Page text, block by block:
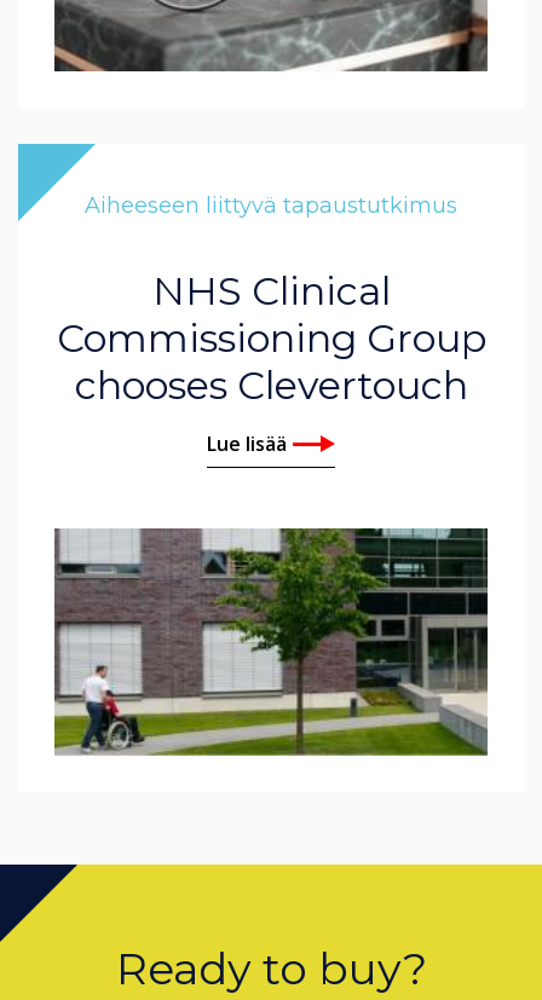
Aiheeseen liittyvä tapaustutkimus
NHS Clinical
Commissioning Group
chooses Clevertouch
Lue lisää
Ready to buy?